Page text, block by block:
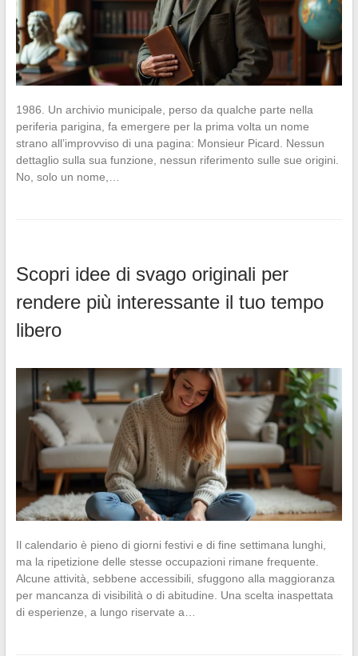
1986. Un archivio municipale, perso da qualche parte nella
periferia parigina, fa emergere per la prima volta un nome
strano all’improvviso di una pagina: Monsieur Picard. Nessun
dettaglio sulla sua funzione, nessun riferimento sulle sue origini.
No, solo un nome,…
Scopri idee di svago originali per
rendere più interessante il tuo tempo
libero
Il calendario è pieno di giorni festivi e di fine settimana lunghi,
ma la ripetizione delle stesse occupazioni rimane frequente.
Alcune attività, sebbene accessibili, sfuggono alla maggioranza
per mancanza di visibilità o di abitudine. Una scelta inaspettata
di esperienze, a lungo riservate a…